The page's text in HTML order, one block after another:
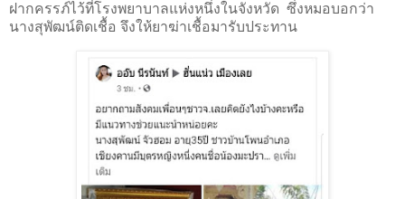
ฝากครรภ์ไว้ที่โรงพยาบาลแห่งหนึ่งในจังหวัด ซึ่งหมอบอกว่า
นางสุพัฒน์ติดเชื้อ จึงให้ยาฆ่าเชื้อมารับประทาน